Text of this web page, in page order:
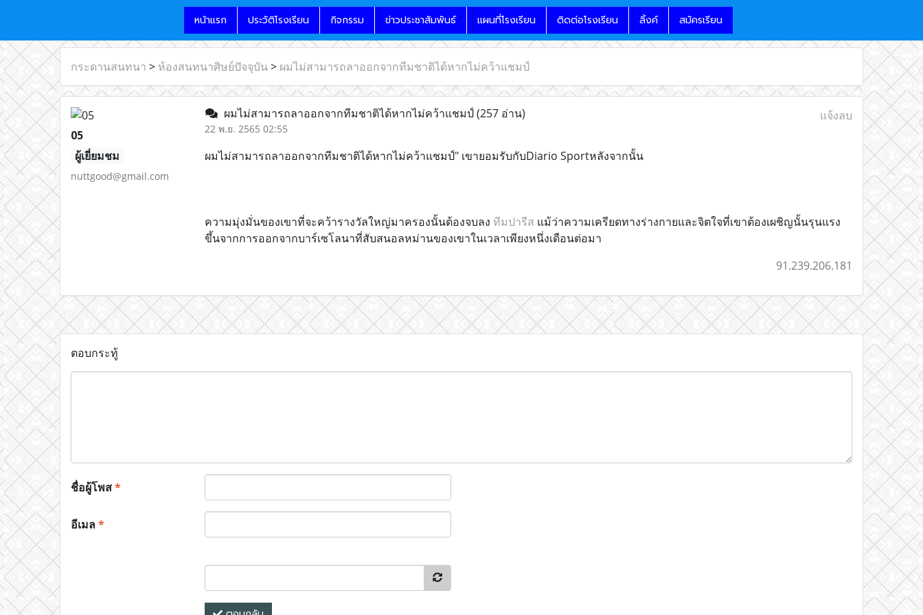
หน้าแรก ประวัติโรงเรียน กิจกรรม ข่าวประชาสัมพันธ์ แผนที่โรงเรียน ติดต่อโรงเรียน ลิ้งค์ สมัครเรียน
กระดานสนทนา > ห้องสนทนาศิษย์ปัจจุบัน> ผมไม่สามารถลาออกจากทีมชาติได้หากไม่คว้าแชมป์
05
ผู้เยี่ยมชม
nuttgood@gmail.com
ผมไม่สามารถลาออกจากทีมชาติได้หากไม่คว้าแชมป์(257 อ่าน)
22 พ.ย. 2565 02:55
แจ้งลบ
ผมไม่สามารถลาออกจากทีมชาติได้หากไม่คว้าแชมป์" เขายอมรับกับDiario Sportหลังจากนั้น
ความมุ่งมั่นของเขาที่จะคว้ารางวัลใหญ่มาครองนั้นต้องจบลง ทีมปารีส แม้ว่าความเครียดทางร่างกายและจิตใจที่เขาต้องเผชิญนั้นรุนแรง
ขึ้นจากการออกจากบาร์เซโลนาที่สับสนอลหม่านของเขาในเวลาเพียงหนึ่งเดือนต่อมา
91.239.206.181
ตอบกระทู้
ชื่อผู้โพส*
อีเมล*